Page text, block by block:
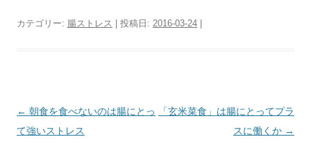
カテゴリー: 腸ストレス | 投稿日: 2016-03-24
投
稿
← 朝食を食べないのは腸にとっ
て強いストレス
「玄米菜食」は腸にとってプラ
スに働くか →